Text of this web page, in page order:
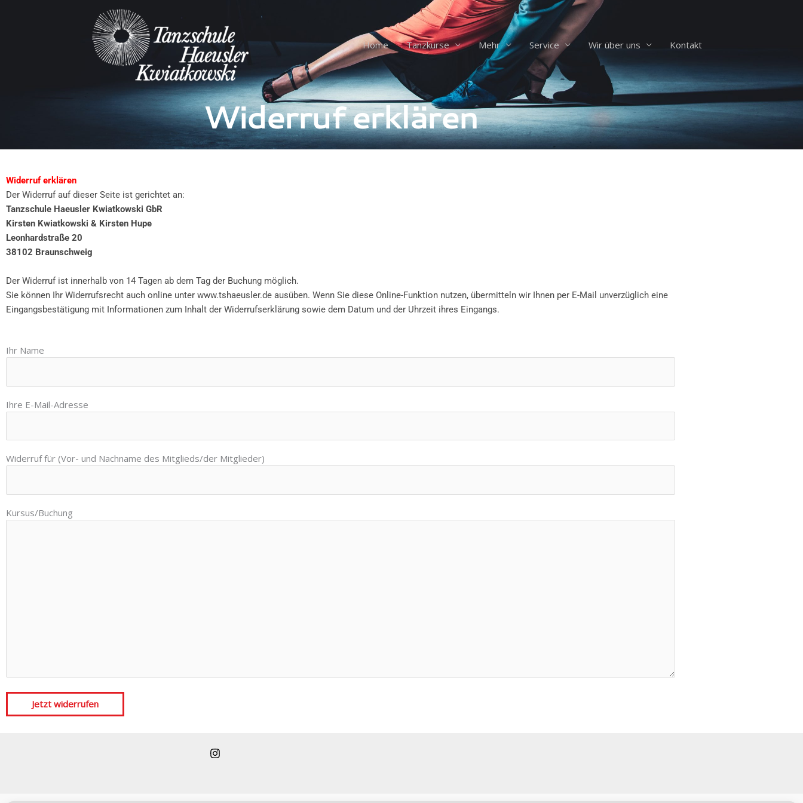
Home
Tanzkurse Mehr Service Wir über uns Kontakt
Widerruf erklären
Widerruf erklären
Der Widerruf auf dieser Seite ist gerichtet an:
Tanzschule Haeusler Kwiatkowski GbR
Kirsten Kwiatkowski & Kirsten Hupe
Leonhardstraße 20
38102 Braunschweig
Der Widerruf ist innerhalb von 14 Tagen ab dem Tag der Buchung möglich.
Sie können Ihr Widerrufsrecht auch online unter www.tshaeusler.de ausüben. Wenn Sie diese Online-Funktion nutzen, übermitteln wir Ihnen per E-Mail unverzüglich eine
Eingangsbestätigung mit Informationen zum Inhalt der Widerrufserklärung sowie dem Datum und der Uhrzeit ihres Eingangs.
Ihr Name
Ihre E-Mail-Adresse
Widerruf für (Vor- und Nachname des Mitglieds/der Mitglieder)
Kursus/Buchung